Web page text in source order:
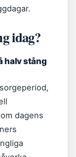
idag?
halv stång
dagens